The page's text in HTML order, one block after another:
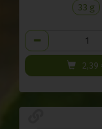
33 g
Anzahl
2,39